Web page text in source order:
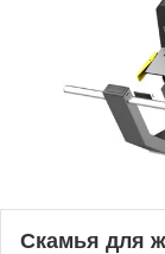
Скамья для